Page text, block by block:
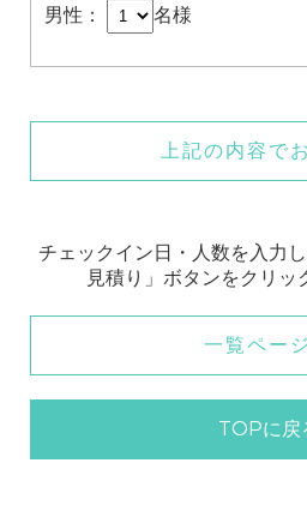
男性： 名様
上記の内容で
チェックイン日・人数を入力
見積り」ボタンをクリッ
一覧ペー
TOPに戻